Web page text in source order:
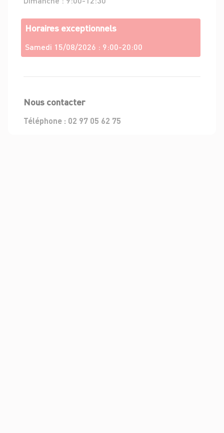
Horaires exceptionnels
Samedi 15/08/2026 : 9:00-20:00
Nous contacter
Téléphone : 02 97 05 62 75